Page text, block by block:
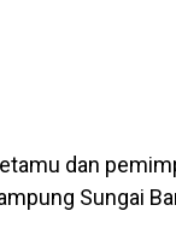
dan
Sungai